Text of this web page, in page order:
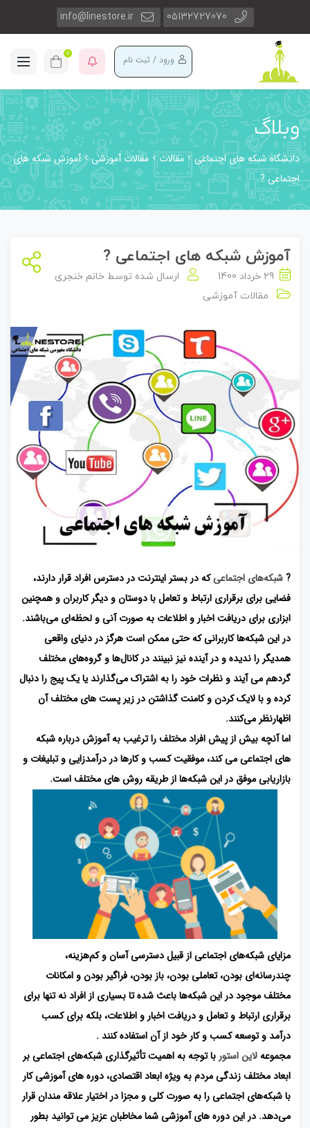
05132727070
info@linestore.ir
ورود / ثبت نام 0
وبلاگ
دانشگاه شبکه های اجتماعی مقالات مقالات آموزشی
آموزش شبکه های
اجتماعی ?
آموزش شبکه های اجتماعی ?
29 خرداد 1400 ارسال شده توسط خانم خنجری
مقالات آموزشی
?شبکه‌های اجتماعیکه در بستر اینترنت در دسترس افراد قرار دارند،
فضایی برای برقراری ارتباط و تعامل با دوستان و دیگر کاربران و همچنین
ابزاری برای دریافت اخبار و اطلاعات به ‌صورت آنی و لحظه‌ای می‌باشند.
در این شبکه‌ها کاربرانی که حتی ممکن است هرگز در دنیای واقعی
همدیگر را ندیده و در آینده نیز نبینند در کانال‌ها و گروه‌های مختلف
گردهم می آیند و نظرات خود را به اشتراک می‌گذارند یا یک پیج را دنبال
کرده و با لایک کردن و کامنت گذاشتن در زیر پست های مختلف آن
اظهارنظر می‌کنند.
اما آنچه بیش از پیش افراد مختلف را ترغیب به آموزش درباره شبکه
های اجتماعی می کند، موفقیت کسب‌ و کارها در درآمدزایی و تبلیغات و
بازاریابی موفق در این شبکه‌ها از طریقه روش های مختلف است.
مزایای شبکه‌های اجتماعی از قبیل دسترسی آسان و کم‌هزینه،
چندرسانه‌ای بودن، تعاملی بودن، باز بودن، فراگیر بودن و امکانات
مختلف موجود در این شبکه‌ها باعث شده تا بسیاری از افراد نه ‌تنها برای
برقراری ارتباط و تعامل و دریافت اخبار و اطلاعات، بلکه برای کسب
درآمد و توسعه کسب ‌و کار خود از آن استفاده کنند .
مجموعهلاین استور با توجه به اهمیت تأثیرگذاری شبکه‌های اجتماعی بر
ابعاد مختلف زندگی مردم به ویژه ابعاد اقتصادی، دوره‌ های آموزشی کار
با شبکه‌های اجتماعی را به‌ صورت کلی و مجزا در اختیار علاقه‌ مندان قرار
می‌دهد. در این دوره ‌های آموزشی شما مخاطبان عزیز می توانید بطور